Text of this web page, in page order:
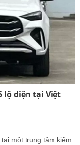
lộ diện tại Việt
một trung tâm kiểm